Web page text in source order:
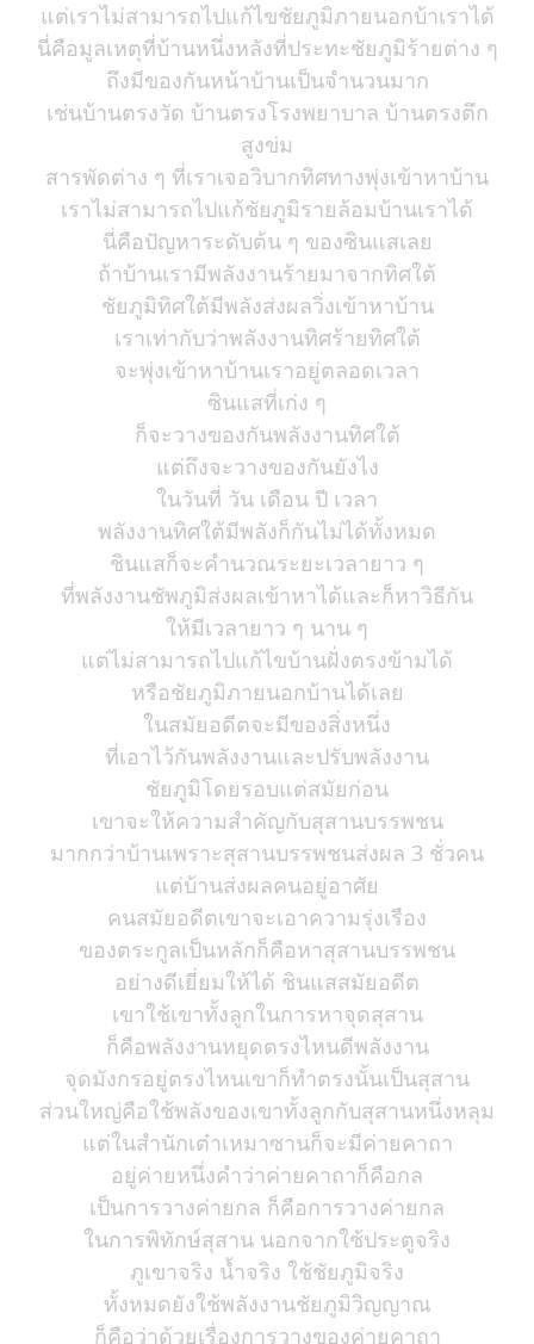
แต่เราไม่สามารถไปแก้ไขชัยภูมิภายนอกบ้าเราได้
นี่คือมูลเหตุที่บ้านหนึ่งหลังที่ประทะชัยภูมิร้ายต่าง ๆ
ถึงมีของกันหน้าบ้านเป็นจำนวนมาก
เช่นบ้านตรงวัด บ้านตรงโรงพยาบาล บ้านตรงตึก
สูงข่ม
สารพัดต่าง ๆ ที่เราเจอวิบากทิศทางพุ่งเข้าหาบ้าน
เราไม่สามารถไปแก้ชัยภูมิรายล้อมบ้านเราได้
นี่คือปัญหาระดับต้น ๆ ของซินแสเลย
ถ้าบ้านเรามีพลังงานร้ายมาจากทิศใต้
ชัยภูมิทิศใต้มีพลังส่งผลวิ่งเข้าหาบ้าน
เราเท่ากับว่าพลังงานทิศร้ายทิศใต้
จะพุ่งเข้าหาบ้านเราอยู่ตลอดเวลา
ซินแสที่เก่ง ๆ
ก็จะวางของกันพลังงานทิศใต้
แต่ถึงจะวางของกันยังไง
ในวันที่ วัน เดือน ปี เวลา
พลังงานทิศใต้มีพลังก็กันไม่ได้ทั้งหมด
ชินแสก็จะคำนวณระยะเวลายาว ๆ
ที่พลังงานชัพภูมิส่งผลเข้าหาได้และก็หาวิธีกัน
ให้มีเวลายาว ๆ นาน ๆ
แต่ไม่สามารถไปแก้ไขบ้านฝั่งตรงข้ามได้
หรือชัยภูมิภายนอกบ้านได้เลย
ในสมัยอดีตจะมีของสิ่งหนึ่ง
ที่เอาไว้กันพลังงานและปรับพลังงาน
ชัยภูมิโดยรอบแต่สมัยก่อน
เขาจะให้ความสำคัญกับสุสานบรรพชน
มากกว่าบ้านเพราะสุสานบรรพชนส่งผล 3 ชั่วคน
แต่บ้านส่งผลคนอยู่อาศัย
คนสมัยอดีตเขาจะเอาความรุ่งเรือง
ของตระกูลเป็นหลักก็คือหาสุสานบรรพชน
อย่างดีเยี่ยมให้ได้ ชินแสสมัยอดีต
เขาใช้เขาทั้งลูกในการหาจุดสุสาน
ก็คือพลังงานหยุดตรงไหนดีพลังงาน
จุดมังกรอยู่ตรงไหนเขาก็ทำตรงนั้นเป็นสุสาน
ส่วนใหญ่คือใช้พลังของเขาทั้งลูกกับสุสานหนึ่งหลุม
แต่ในสำนักเต๋าเหมาซานก็จะมีค่ายคาถา
อยู่ค่ายหนึ่งคำว่าค่ายคาถาก็คือกล
เป็นการวางค่ายกล ก็คือการวางค่ายกล
ในการพิทักษ์สุสาน นอกจากใช้ประตูจริง
ภูเขาจริง น้ำจริง ใช้ชัยภูมิจริง
ทั้งหมดยังใช้พลังงานชัยภูมิวิญญาณ
ก็คือว่าด้วยเรื่องการวางของค่ายคาถา